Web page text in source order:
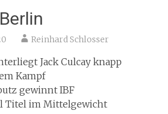
Reinhard Schlosser
Jack Culcay knapp
Kampf
gewinnt IBF
Titel im Mittelgewicht